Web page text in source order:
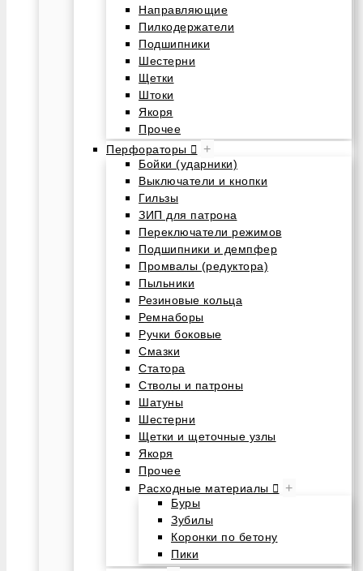
Направляющие
Пилкодержатели
Подшипники
Шестерни
Щетки
Штоки
Якоря
Прочее
Перфораторы
+
Бойки (ударники)
Выключатели и кнопки
Гильзы
ЗИП для патрона
Переключатели режимов
Подшипники и демпфер
Промвалы (редуктора)
Пыльники
Резиновые кольца
Ремнаборы
Ручки боковые
Смазки
Статора
Стволы и патроны
Шатуны
Шестерни
Щетки и щеточные узлы
Якоря
Прочее
Расходные материалы
+
Буры
Зубилы
Коронки по бетону
Пики